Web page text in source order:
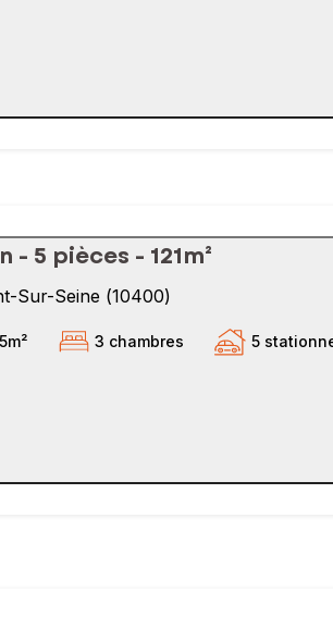
- 5 pièces - 121m²
Sur-Seine (10400)
3 chambres 5